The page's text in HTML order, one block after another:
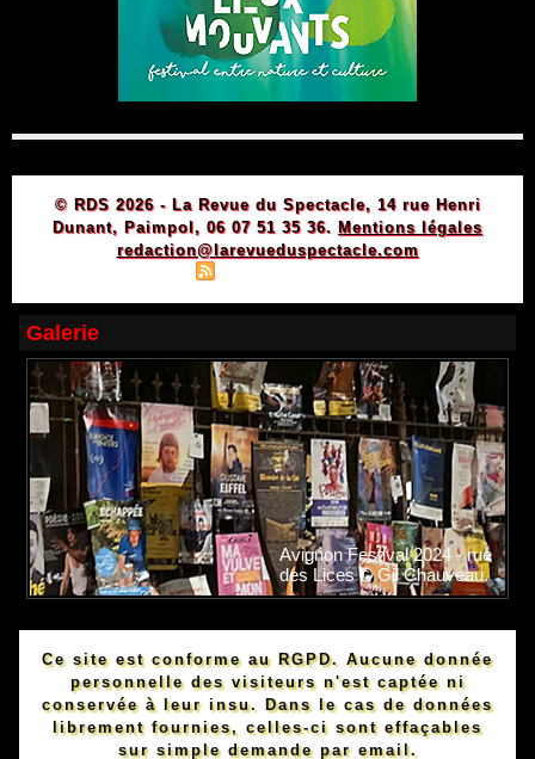
© RDS 2026 - La Revue du Spectacle, 14 rue Henri
Dunant, Paimpol, 06 07 51 35 36. Mentions légales
redaction@larevueduspectacle.com
Galerie
Avignon Festival 2024 - rue
des Lices © Gil Chauveau.
Ce site est conforme au RGPD. Aucune donnée
personnelle des visiteurs n'est captée ni
conservée à leur insu. Dans le cas de données
librement fournies, celles-ci sont effaçables
sur simple demande par email.